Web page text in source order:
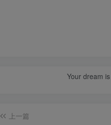
Your dream
上一篇